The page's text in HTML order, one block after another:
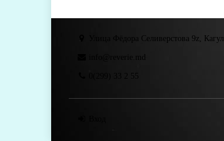
Улица Фёдора Селиверстова 9z, Кагул
info@reverie.md